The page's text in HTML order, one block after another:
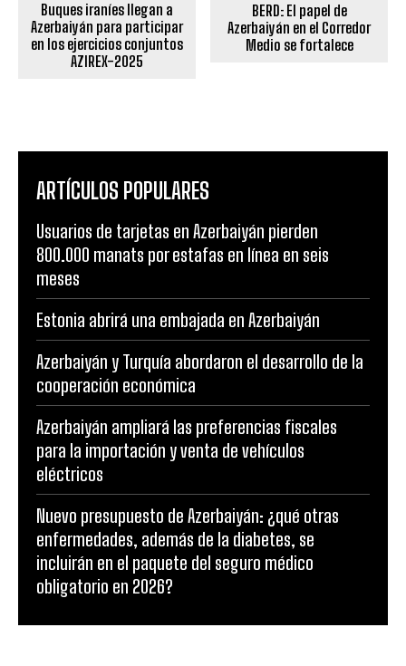
Buques iraníes llegan a
Azerbaiyán para participar
en los ejercicios conjuntos
AZIREX-2025
BERD: El papel de
Azerbaiyán en el Corredor
Medio se fortalece
ARTÍCULOS POPULARES
Usuarios de tarjetas en Azerbaiyán pierden
800.000 manats por estafas en línea en seis
meses
Estonia abrirá una embajada en Azerbaiyán
Azerbaiyán y Turquía abordaron el desarrollo de la
cooperación económica
Azerbaiyán ampliará las preferencias fiscales
para la importación y venta de vehículos
eléctricos
Nuevo presupuesto de Azerbaiyán: ¿qué otras
enfermedades, además de la diabetes, se
incluirán en el paquete del seguro médico
obligatorio en 2026?